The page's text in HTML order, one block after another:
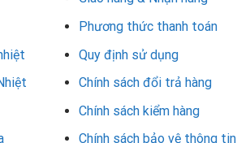
Phương thức thanh toán
Quy định sử dụng
Chính sách đổi trả hàng
Chính sách kiểm hàng
Chính sách bảo vệ thông tin